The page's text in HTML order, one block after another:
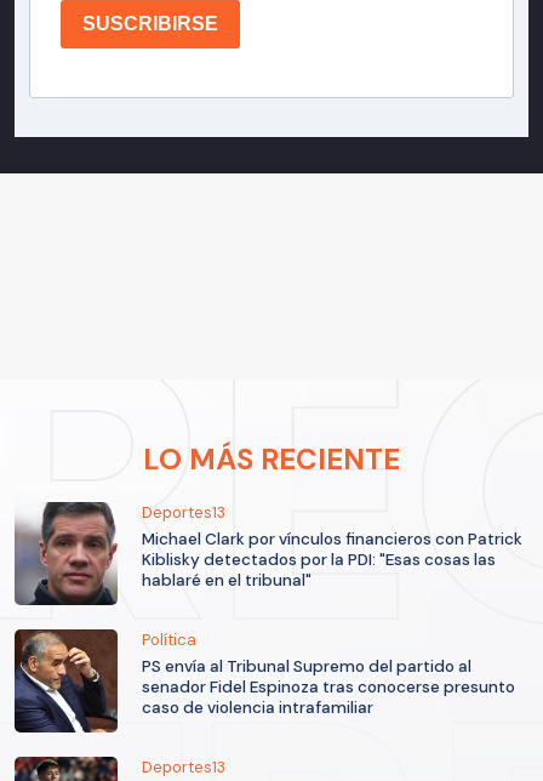
SUSCRIBIRSE
LO MÁS RECIENTE
Deportes13
Michael Clark por vínculos financieros con Patrick
Kiblisky detectados por la PDI: "Esas cosas las
hablaré en el tribunal"
Política
PS envía al Tribunal Supremo del partido al
senador Fidel Espinoza tras conocerse presunto
caso de violencia intrafamiliar
Deportes13